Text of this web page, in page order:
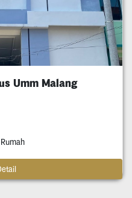
Umm Malang
Rumah